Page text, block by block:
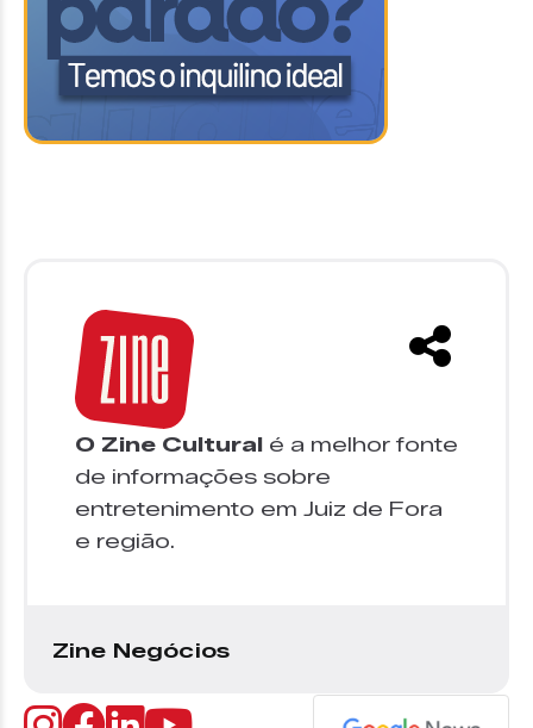
O Zine Cultural é a melhor fonte
de informações sobre
entretenimento em Juiz de Fora
e região.
Zine Negócios